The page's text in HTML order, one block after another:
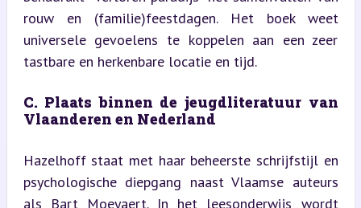
rouw en (familie)feestdagen. Het boek weet
universele gevoelens te koppelen aan een zeer
tastbare en herkenbare locatie en tijd.
C. Plaats binnen de jeugdliteratuur van
Vlaanderen en Nederland
Hazelhoff staat met haar beheerste schrijfstijl en
psychologische diepgang naast Vlaamse auteurs
als Bart Moeyaert. In het leesonderwijs wordt